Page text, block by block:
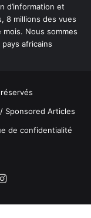
d’information et
8 millions des vues
Nous sommes
africains
Sponsored Articles
de confidentialité
Instagram